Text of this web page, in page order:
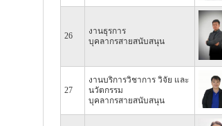
26
งานธุรการ
บุคลากรสายสนับสนุน
27
งานบริการวิชาการ วิจัย และ
นวัตกรรม
บุคลากรสายสนับสนุน